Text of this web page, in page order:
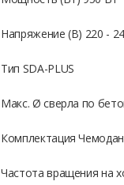
Напряжение (В) 220 -
Тип SDA-PLUS
Макс. Ø сверла по
Комплектация Чемодан
Частота вращения на